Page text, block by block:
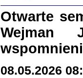
Otwarte
Wejman
08.05.2026